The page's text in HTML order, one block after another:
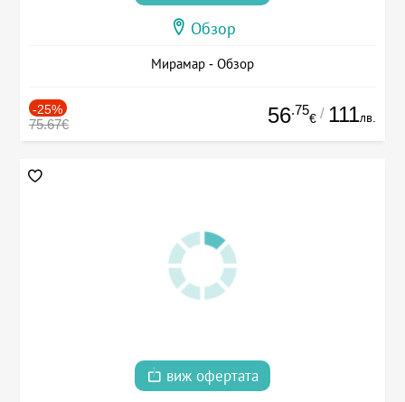
Обзор
Мирамар - Обзор
-25%
75.67€ 56.75
€ / 111лв.
виж офертата